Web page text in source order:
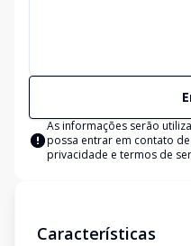
As informações serão
possa entrar em contato
privacidade e termos de
Características